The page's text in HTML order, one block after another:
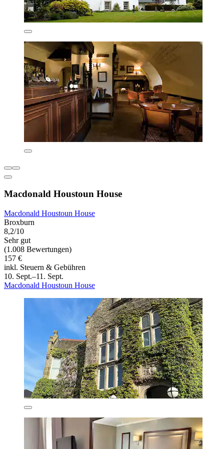
Macdonald Houstoun House
Macdonald Houstoun House
Broxburn
8,2/10
Sehr gut
(1.008 Bewertungen)
157 €
inkl. Steuern & Gebühren
10. Sept.–11. Sept.
Macdonald Houstoun House